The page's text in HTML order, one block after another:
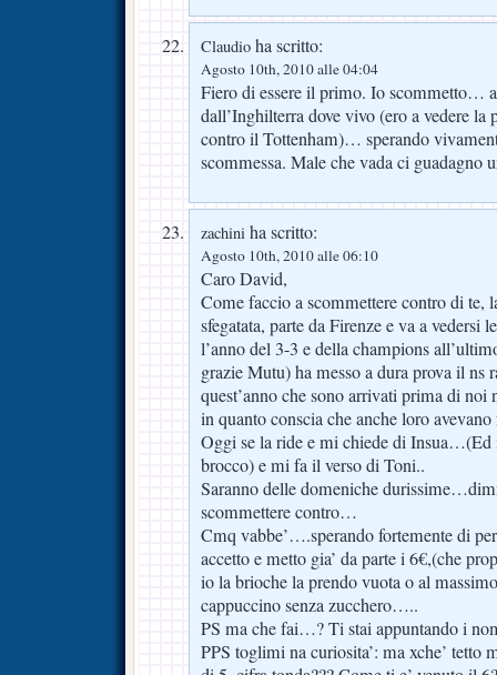
Claudio ha scritto:
Agosto 10th, 2010 alle 04:04
Fiero di essere il primo. Io scommetto…
dall’Inghilterra dove vivo (ero a vedere la
contro il Tottenham)… sperando
scommessa. Male che vada ci guadagno
zachini ha scritto:
Agosto 10th, 2010 alle 06:10
Caro David,
Come faccio a scommettere contro di te,
sfegatata, parte da Firenze e va a vedersi
l’anno del 3-3 e della champions
grazie Mutu) ha messo a dura prova il
quest’anno che sono arrivati prima di noi
in quanto conscia che anche loro
Oggi se la ride e mi chiede di Insua…(Ed
brocco) e mi fa il verso di Toni..
Saranno delle domeniche
scommettere contro…
Cmq vabbe’….sperando fortemente di
accetto e metto gia’ da parte i 6€,(che
io la brioche la prendo vuota o al
cappuccino senza zucchero…..
PS ma che fai…? Ti stai appuntando i
PPS toglimi na curiosita’: ma xche’ tetto